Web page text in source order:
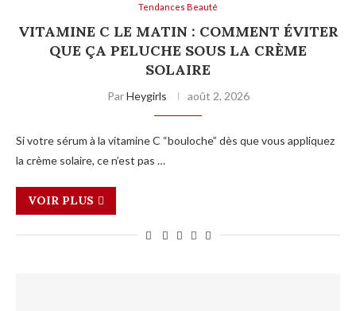
Tendances Beauté
VITAMINE C LE MATIN : COMMENT ÉVITER
QUE ÇA PELUCHE SOUS LA CRÈME
SOLAIRE
ParHeygirls août 2, 2026
Si votre sérum à la vitamine C “bouloche” dès que vous appliquez
la crème solaire, ce n’est pas …
VOIR PLUS